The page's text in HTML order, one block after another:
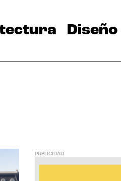
Diseño
PUBLICIDAD